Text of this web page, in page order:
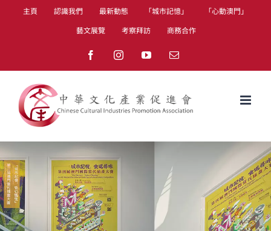
主頁 認識我們 最新動態 「城市記憶」
「心動澳門」
藝文展覽
考察拜訪 商務合作
FacebookInstagramYouTubeEmail